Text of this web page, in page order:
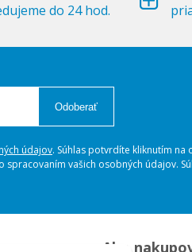
do 24 hod.
Odoberať
údajov. Súhlas potvrdíte kliknutím na
vašich osobných údajov.
Ako